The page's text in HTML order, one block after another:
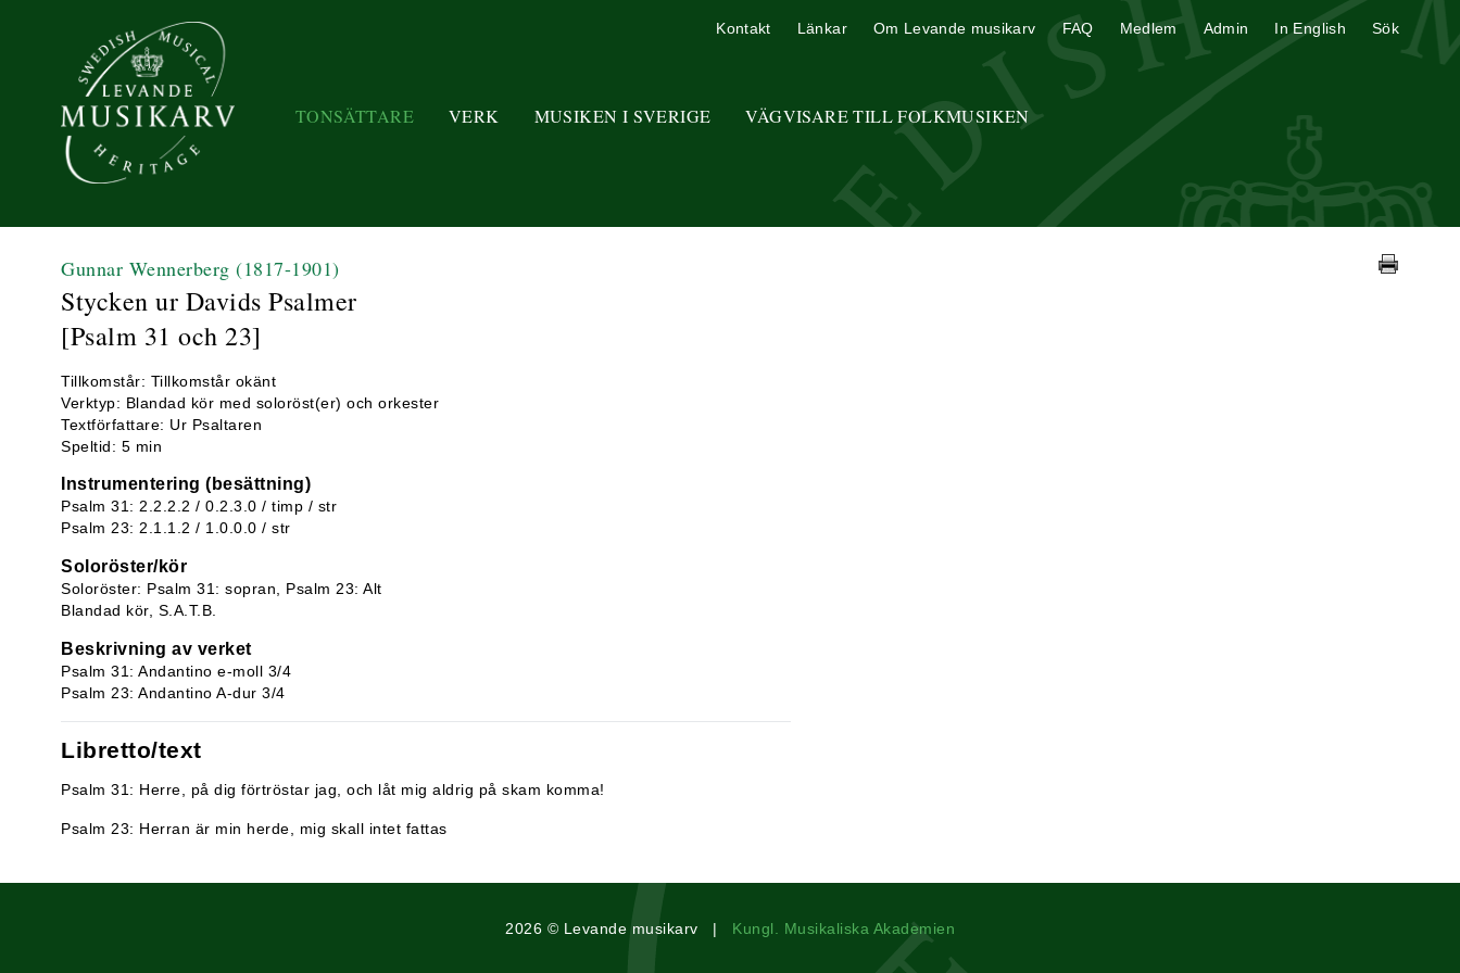
TONSÄTTARE VERK MUSIKEN I SVERIGE VÄGVISARE TILL FOLKMUSIKEN
Kontakt Länkar Om Levande musikarv FAQ Medlem Admin In English Sök
Gunnar Wennerberg (1817-1901)
Stycken ur Davids Psalmer
[Psalm 31 och 23]
Tillkomstår: Tillkomstår okänt
Verktyp: Blandad kör med soloröst(er) och orkester
Textförfattare: Ur Psaltaren
Speltid: 5 min
Instrumentering (besättning)
Psalm 31: 2.2.2.2 / 0.2.3.0 / timp / str
Psalm 23: 2.1.1.2 / 1.0.0.0 / str
Soloröster/kör
Soloröster: Psalm 31: sopran, Psalm 23: Alt
Blandad kör, S.A.T.B.
Beskrivning av verket
Psalm 31: Andantino e-moll 3/4
Psalm 23: Andantino A-dur 3/4
Libretto/text
Psalm 31: Herre, på dig förtröstar jag, och låt mig aldrig på skam komma!
Psalm 23: Herran är min herde, mig skall intet fattas
2026 © Levande musikarv | Kungl. Musikaliska Akademien